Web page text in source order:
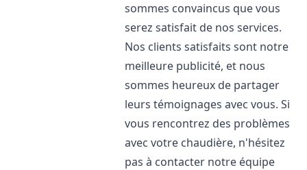
sommes convaincus que vous
serez satisfait de nos services.
Nos clients satisfaits sont notre
meilleure publicité, et nous
sommes heureux de partager
leurs témoignages avec vous. Si
vous rencontrez des problèmes
avec votre chaudière, n'hésitez
pas à contacter notre équipe